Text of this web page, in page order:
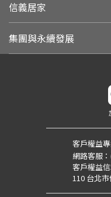
信義居家
集團與永續發展
客戶權益
網路客服：
客戶權益信
110 台北